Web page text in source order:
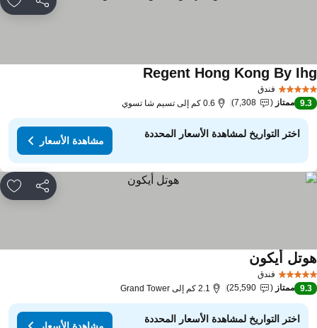
مشاركة
فندق
Regent Hong Kong By
9.3 ممتاز 7,308 0.6 كم إلى تسيم شا تسوي
اختر التواريخ لمشاهدة الأسعار المحددة
مشاهدة الأسعار
مشاركة
فندق
أيكون
9.3 ممتاز 25,590 2.1 كم إلى Grand Tower
اختر التواريخ لمشاهدة الأسعار المحددة
مشاهدة الأسعار